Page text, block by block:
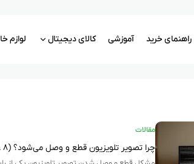
راهنمای خرید آموزشی کالای دیجیتال لوازم
مقالات
چرا تصویر تلویزیون قطع و وصل می‌شود؟ (۸ علت اصلی)